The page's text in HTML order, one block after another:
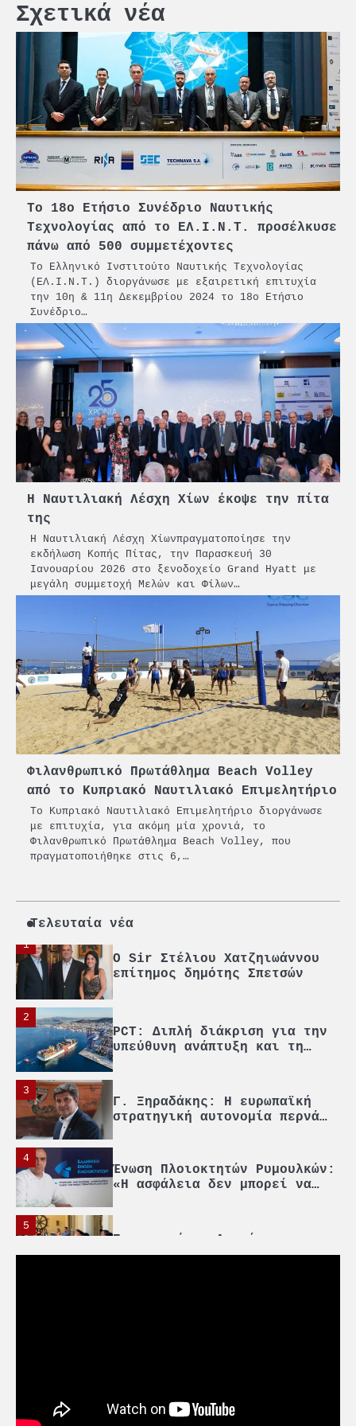
Σχετικά νέα
Το 18ο Ετήσιο Συνέδριο Ναυτικής
Τεχνολογίας από το ΕΛ.Ι.Ν.Τ. προσέλκυσε
πάνω από 500 συμμετέχοντες
Tο Ελληνικό Ινστιτούτο Ναυτικής Τεχνολογίας
(ΕΛ.Ι.Ν.Τ.) διοργάνωσε με εξαιρετική επιτυχία
την 10η & 11η Δεκεμβρίου 2024 το 18o Ετήσιο
Συνέδριο…
Η Ναυτιλιακή Λέσχη Χίων έκοψε την πίτα
της
Η Ναυτιλιακή Λέσχη Χίωνπραγματοποίησε την
εκδήλωση Κοπής Πίτας, την Παρασκευή 30
Ιανουαρίου 2026 στο ξενοδοχείο Grand Hyatt με
μεγάλη συμμετοχή Μελών και Φίλων…
Φιλανθρωπικό Πρωτάθλημα Beach Volley
από το Κυπριακό Ναυτιλιακό Επιμελητήριο
Το Κυπριακό Ναυτιλιακό Επιμελητήριο διοργάνωσε
με επιτυχία, για ακόμη μία χρονιά, το
Φιλανθρωπικό Πρωτάθλημα Beach Volley, που
πραγματοποιήθηκε στις 6,…
Τελευταία νέα
υπεύθυνη ανάπτυξη και τη
βιώσιμη επιχειρηματικότητα
3
Γ. Ξηραδάκης: Η ευρωπαϊκή
στρατηγική αυτονομία περνά
μέσα από τη ναυτιλία
4
Ένωση Πλοιοκτητών Ρυμουλκών:
«Η ασφάλεια δεν μπορεί να
αποτελεί αντικείμενο
πολιτικών συμβιβασμών»
Πανεπιστήμιο Αιγαίου:
Πρωτοποριακό ναυτιλιακό
strategic debate
O Sir Στέλιου Χατζηιωάννου
επίτημος δημότης Σπετσών
2
PCT: Διπλή διάκριση για την
3
Γ. Ξηραδάκης: Η ευρωπαϊκή
στρατηγική αυτονομία περνά
4
Ένωση Πλοιοκτητών Ρυμουλκών:
«Η ασφάλεια δεν μπορεί να
5
Πανεπιστήμιο Αιγαίου:
Πρωτοποριακό ναυτιλιακό
1
O Sir Στέλιου Χατζηιωάννου
στρατηγική αυτονομία περνά